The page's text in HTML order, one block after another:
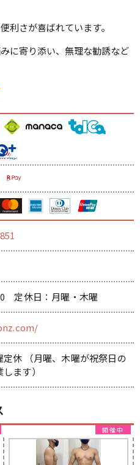
利さが喜ばれています。
に寄り添い、無理な勧誘など
定休日：月曜・木曜
定休 （月曜、木曜が祝祭日の
ます）